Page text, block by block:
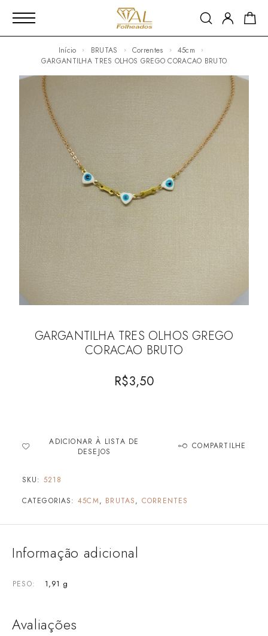
Início BRUTAS Correntes
45cm
GARGANTILHA TRES OLHOS GREGO CORACAO BRUTO
GARGANTILHA TRES OLHOS GREGO
CORACAO BRUTO
R$3,50
ADICIONAR À LISTA DE
DESEJOS
COMPARTILHE
SKU: 5218
CATEGORIAS: 45CM, BRUTAS, CORRENTES
Informação adicional
PESO 1,91 g
Avaliações